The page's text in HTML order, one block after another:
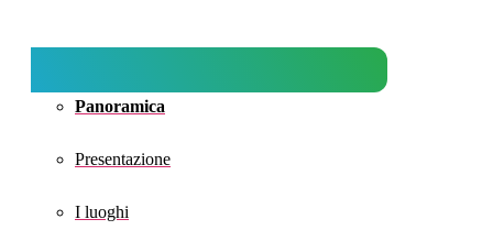
Panoramica
Presentazione
I luoghi